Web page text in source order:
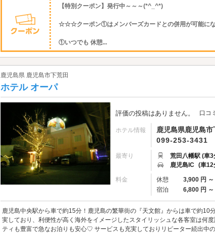
【特別クーポン】発行中～～～(*^_^*)
☆☆☆クーポン①はメンバーズカードとの併用が可能
①いつでも 休憩...
鹿児島県 鹿児島市下荒田
ホテル オーパ
評価の投稿はありません。 口コ
ホテル情報
鹿児島県鹿児島
099-253-3431
最寄り
荒田八幡駅 (車3
鹿児島IC (車12
料金 休憩 3,900 円 ～
宿泊
6,800 円 ～
鹿児島中央駅から車で約15分！鹿児島の繁華街の『天文館』からは車で約10
実しており、利便性が高く海外をイメージしたスタイリッシュな各客室は何
ティも豊富で急なお泊りも安心♡ サービスも充実しておりリピーター続出中